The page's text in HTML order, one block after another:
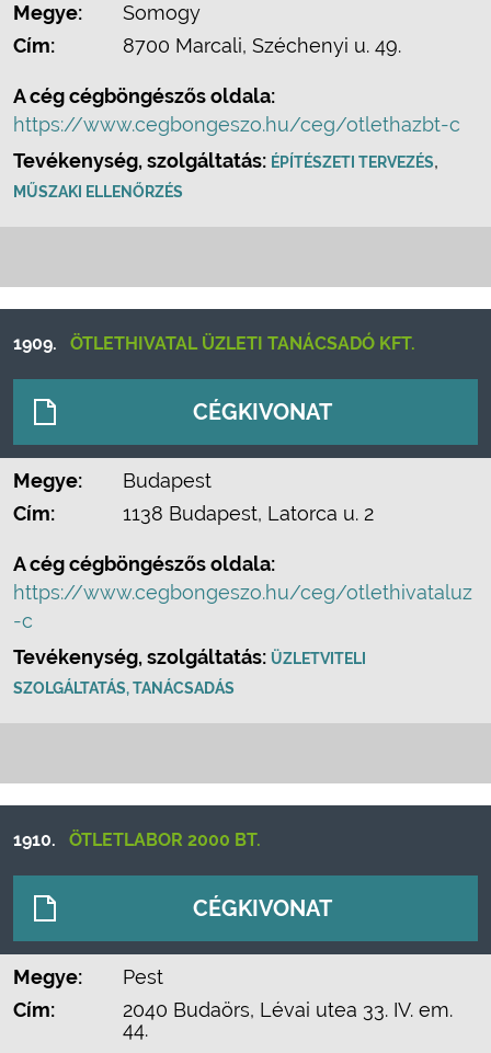
Megye:
Somogy
Cím:
8700 Marcali, Széchenyi u. 49.
A cég cégböngészős oldala:
https://www.cegbongeszo.hu/ceg/otlethazbt-c
Tevékenység, szolgáltatás: ÉPÍTÉSZETI TERVEZÉS,
MŰSZAKI ELLENŐRZÉS
1909. ÖTLETHIVATAL ÜZLETI TANÁCSADÓ KFT.
CÉGKIVONAT
Megye:
Budapest
Cím:
1138 Budapest, Latorca u. 2
A cég cégböngészős oldala:
https://www.cegbongeszo.hu/ceg/otlethivataluz
-c
Tevékenység, szolgáltatás: ÜZLETVITELI
SZOLGÁLTATÁS, TANÁCSADÁS
1910. ÖTLETLABOR 2000 BT.
CÉGKIVONAT
Megye:
Pest
Cím:
2040 Budaörs, Lévai utea 33. IV. em.
44.